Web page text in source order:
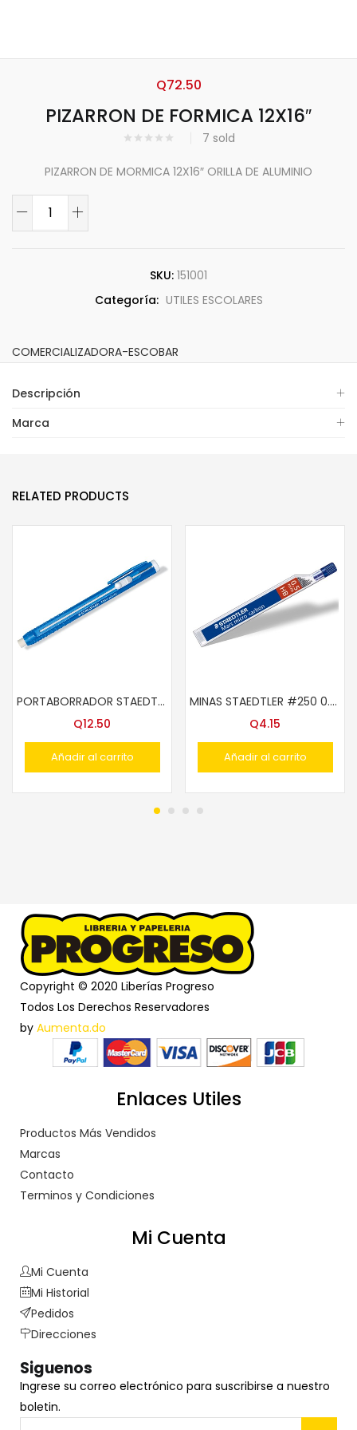
PIZARRON DE FORMICA 12X16″
7 sold
Q72.50
PIZARRON DE MORMICA 12X16″ ORILLA DE ALUMINIO
SKU: 151001
Categoría: UTILES ESCOLARES
COMERCIALIZADORA-ESCOBAR
Descripción
Marca
RELATED PRODUCTS
PORTABORRADOR STAEDTLER 528-50
Q12.50
Añadir al carrito
MINAS STAEDTLER #250 0.5MM 2 HB
Q4.15
Añadir al carrito
Copyright © 2020 Liberías Progreso
Todos Los Derechos Reservadores
by Aumenta.do
Enlaces Utiles
Productos Más Vendidos
Marcas
Contacto
Terminos y Condiciones
Mi Cuenta
Mi Cuenta
Mi Historial
Pedidos
Direcciones
Siguenos
Ingrese su correo electrónico para suscribirse a nuestro
boletin.